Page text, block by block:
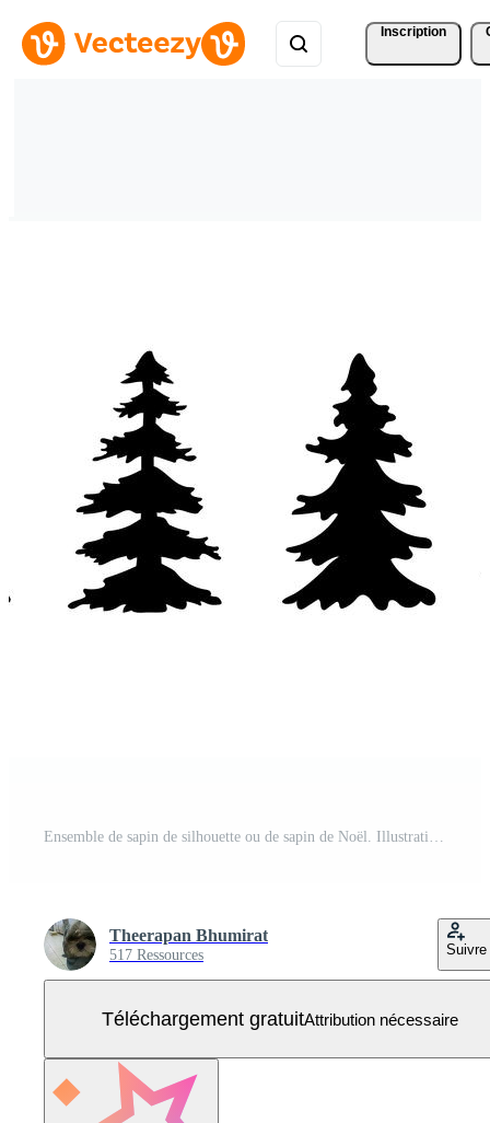
Inscription
Ensemble de sapin de silhouette ou de sapin de Noël. Illustration vectorielle Vecteur Gratuit
Theerapan Bhumirat
517 Ressources Suivre
Téléchargement gratuitAttribution nécessaire